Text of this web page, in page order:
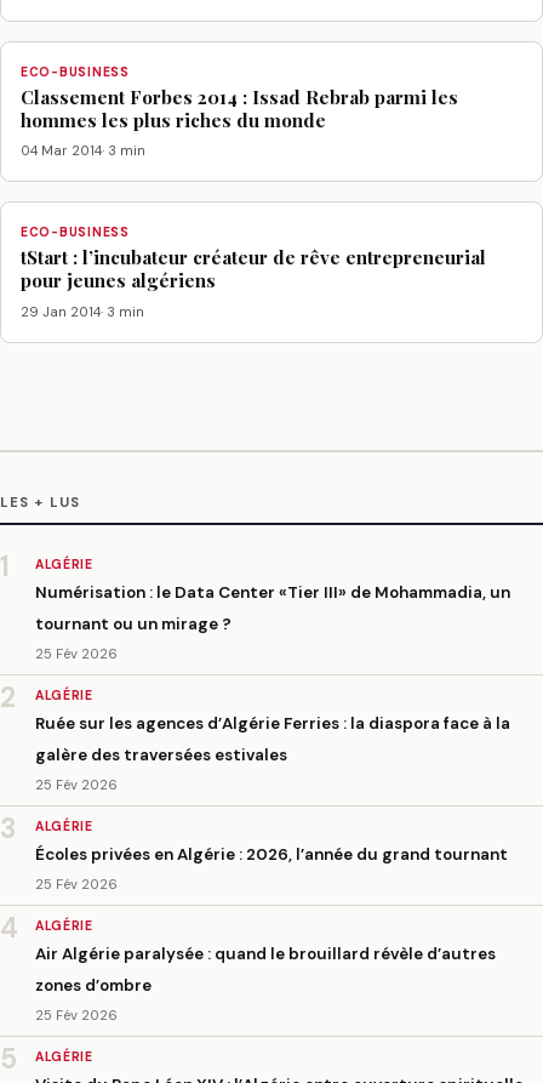
ECO-BUSINESS
Classement Forbes 2014 : Issad Rebrab parmi les
hommes les plus riches du monde
04 Mar 2014· 3 min
ECO-BUSINESS
tStart : l’incubateur créateur de rêve entrepreneurial
pour jeunes algériens
29 Jan 2014· 3 min
LES + LUS
1 ALGÉRIE
Numérisation : le Data Center «Tier III» de Mohammadia, un
tournant ou un mirage ?
25 Fév 2026
2 ALGÉRIE
Ruée sur les agences d’Algérie Ferries : la diaspora face à la
galère des traversées estivales
25 Fév 2026
3 ALGÉRIE
Écoles privées en Algérie : 2026, l’année du grand tournant
25 Fév 2026
4 ALGÉRIE
Air Algérie paralysée : quand le brouillard révèle d’autres
zones d’ombre
25 Fév 2026
5 ALGÉRIE